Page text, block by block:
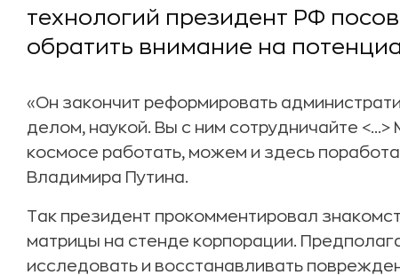
технологий президент РФ
обратить внимание на
«Он закончит реформировать
делом, наукой. Вы с ним сотрудничайте
космосе работать, можем и здесь
Владимира Путина.
Так президент прокомментировал
матрицы на стенде корпорации.
исследовать и восстанавливать